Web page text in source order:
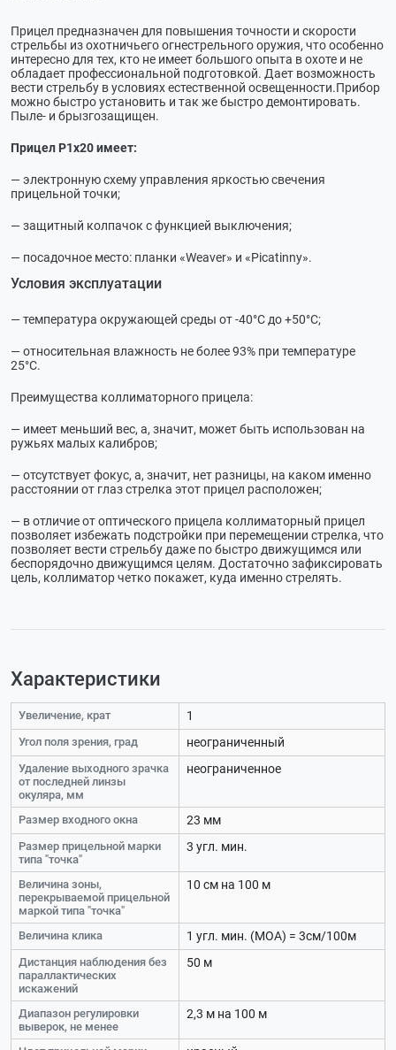
Прицел предназначен для повышения точности и скорости
стрельбы из охотничьего огнестрельного оружия, что особенно
интересно для тех, кто не имеет большого опыта в охоте и не
обладает профессиональной подготовкой. Дает возможность
вести стрельбу в условиях естественной освещенности.Прибор
можно быстро установить и так же быстро демонтировать.
Пыле- и брызгозащищен.
Прицел Р1х20 имеет:
— электронную схему управления яркостью свечения
прицельной точки;
— защитный колпачок с функцией выключения;
— посадочное место: планки «Weaver» и «Picatinny».
Условия эксплуатации
— температура окружающей среды от -40°С до +50°С;
— относительная влажность не более 93% при температуре
25°С.
Преимущества коллиматорного прицела:
— имеет меньший вес, а, значит, может быть использован на
ружьях малых калибров;
— отсутствует фокус, а, значит, нет разницы, на каком именно
расстоянии от глаз стрелка этот прицел расположен;
— в отличие от оптического прицела коллиматорный прицел
позволяет избежать подстройки при перемещении стрелка, что
позволяет вести стрельбу даже по быстро движущимся или
беспорядочно движущимся целям. Достаточно зафиксировать
цель, коллиматор четко покажет, куда именно стрелять.
Характеристики
Увеличение, крат 1
Угол поля зрения, град неограниченный
Удаление выходного зрачка
от последней линзы
окуляра, мм
неограниченное
Размер входного окна 23 мм
Размер прицельной марки
типа "точка"
3 угл. мин.
Величина зоны,
перекрываемой прицельной
маркой типа "точка"
10 см на 100 м
Величина клика 1 угл. мин. (МОА) = 3см/100м
Дистанция наблюдения без
параллактических
искажений
50 м
Диапазон регулировки
выверок, не менее
2,3 м на 100 м